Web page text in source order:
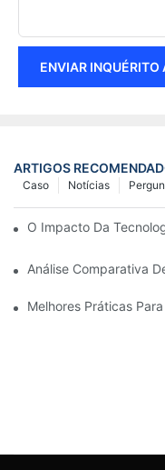
ENVIAR INQUÉRITO
ARTIGOS
Notícias
Caso
O Impacto Da
Análise Comparativa
Melhores Práticas